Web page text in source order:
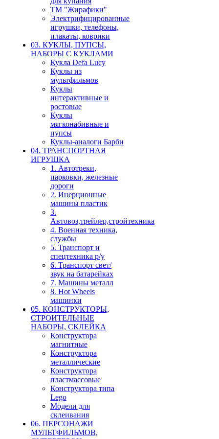
ТМ "Жирафики"
Электрифицированные
игрушки, телефоны,
плакаты, коврики
03. КУКЛЫ, ПУПСЫ,
НАБОРЫ С КУКЛАМИ
Кукла Defa Lucy
Куклы из
мультфильмов
Куклы
интерактивные и
ростовые
Куклы
мягконабивные и
пупсы
Куклы-аналоги Барби
04. ТРАНСПОРТНАЯ
ИГРУШКА
1. Автотреки,
парковки, железные
дороги
2. Инерционные
машины пластик
3.
Автовоз,трейлер,стройтехника
4. Военная техника,
службы
5. Транспорт и
спецтехника р/у
6. Транспорт свет/
звук на батарейках
7. Машины металл
8. Hot Wheels
машинки
05. КОНСТРУКТОРЫ,
СТРОИТЕЛЬНЫЕ
НАБОРЫ, СКЛЕЙКА
Конструктора
магнитные
Конструктора
металлические
Конструктора
пластмассовые
Конструктора типа
Lego
Модели для
склеивания
06. ПЕРСОНАЖИ
МУЛЬТФИЛЬМОВ,